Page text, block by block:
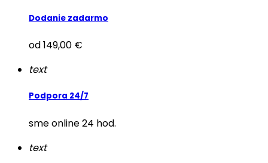
Dodanie zadarmo
od 149,00 €
text
Podpora 24/7
sme online 24 hod.
text